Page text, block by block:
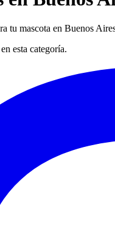
tu mascota en Buenos
esta categoría.